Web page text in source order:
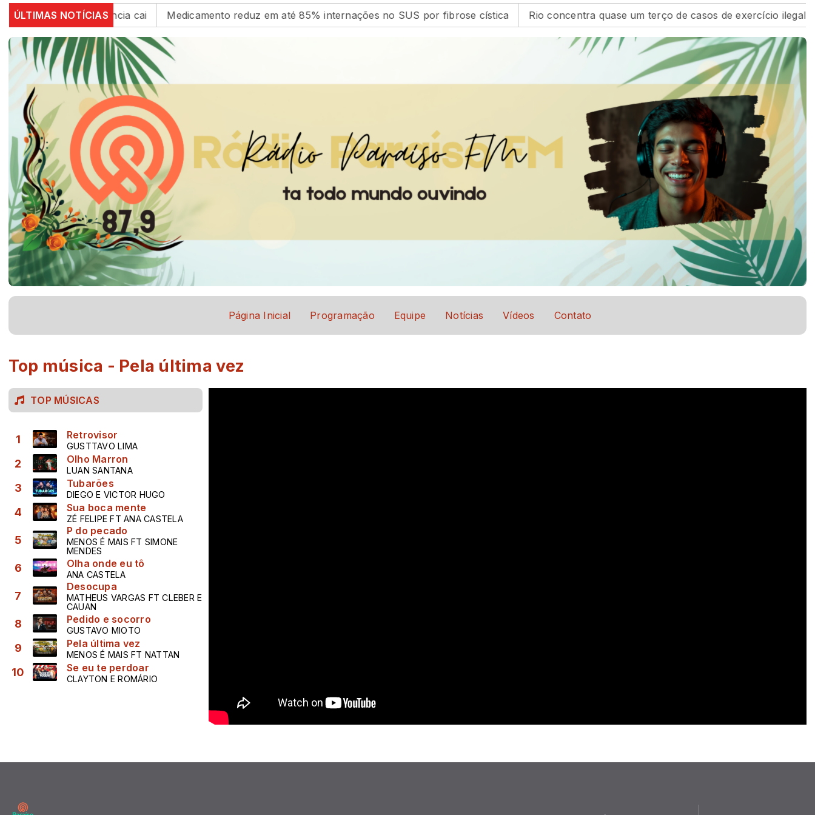
ÚLTIMAS NOTÍCIAS
mas inadimplência cai Medicamento reduz em até 85% internações no SUS por fibrose cística Rio concentra quase um terço de casos de exercício ilegal da
Página Inicial Programação Equipe Notícias Vídeos Contato
Top música - Pela última vez
TOP MÚSICAS
1 Retrovisor
GUSTTAVO LIMA
2 Olho Marron
LUAN SANTANA
3 Tubarões
DIEGO E VICTOR HUGO
4 Sua boca mente
ZÉ FELIPE FT ANA CASTELA
5
P do pecado
MENOS É MAIS FT SIMONE
MENDES
6 Olha onde eu tô
ANA CASTELA
7
Desocupa
MATHEUS VARGAS FT CLEBER E
CAUAN
8 Pedido e socorro
GUSTAVO MIOTO
9 Pela última vez
MENOS É MAIS FT NATTAN
10 Se eu te perdoar
CLAYTON E ROMÁRIO